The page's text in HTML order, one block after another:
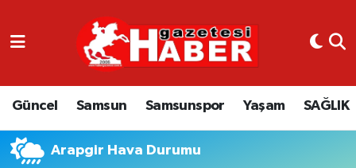
Güncel Samsun Samsunspor Yaşam SAĞLIK
Arapgir Hava Durumu
GÜNCEL
SAMSUN